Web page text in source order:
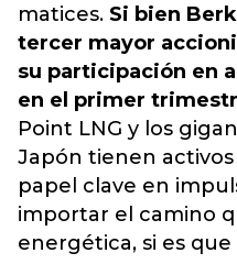
matices. Si bien
tercer mayor
su participación en
en el primer
Point LNG y los
Japón tienen
papel clave en
importar el camino
energética, si es